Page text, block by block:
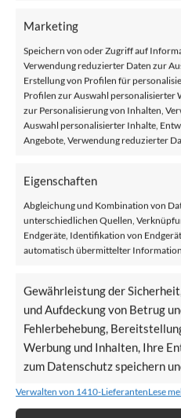
Marketing
Speichern von oder Zugriff auf
Verwendung reduzierter Daten zur
Erstellung von Profilen für
Profilen zur Auswahl personalisierter
zur Personalisierung von Inhalten,
Auswahl personalisierter Inhalte,
Angebote, Verwendung reduzierter
Eigenschaften
Abgleichung und Kombination von
unterschiedlichen Quellen,
Endgeräte, Identifikation von
automatisch übermittelter
Gewährleistung der
und Aufdeckung von Betrug
Fehlerbehebung,
Werbung und Inhalten, Ihre
zum Datenschutz speichern
Verwalten von 1410-LieferantenLese
Veröffentlicht amTreppenlift
Lebensqualität
VERÖFFENTLICHT AM
20